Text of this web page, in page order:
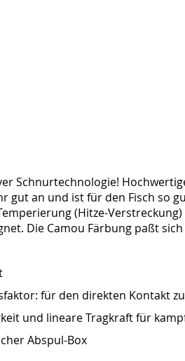
Schnurtechnologie!
gut an und ist für den Fisch so
(Hitze-
Die Camou Färbung paßt
für den direkten Kontakt
und lineare Tragkraft für
Abspul-Box